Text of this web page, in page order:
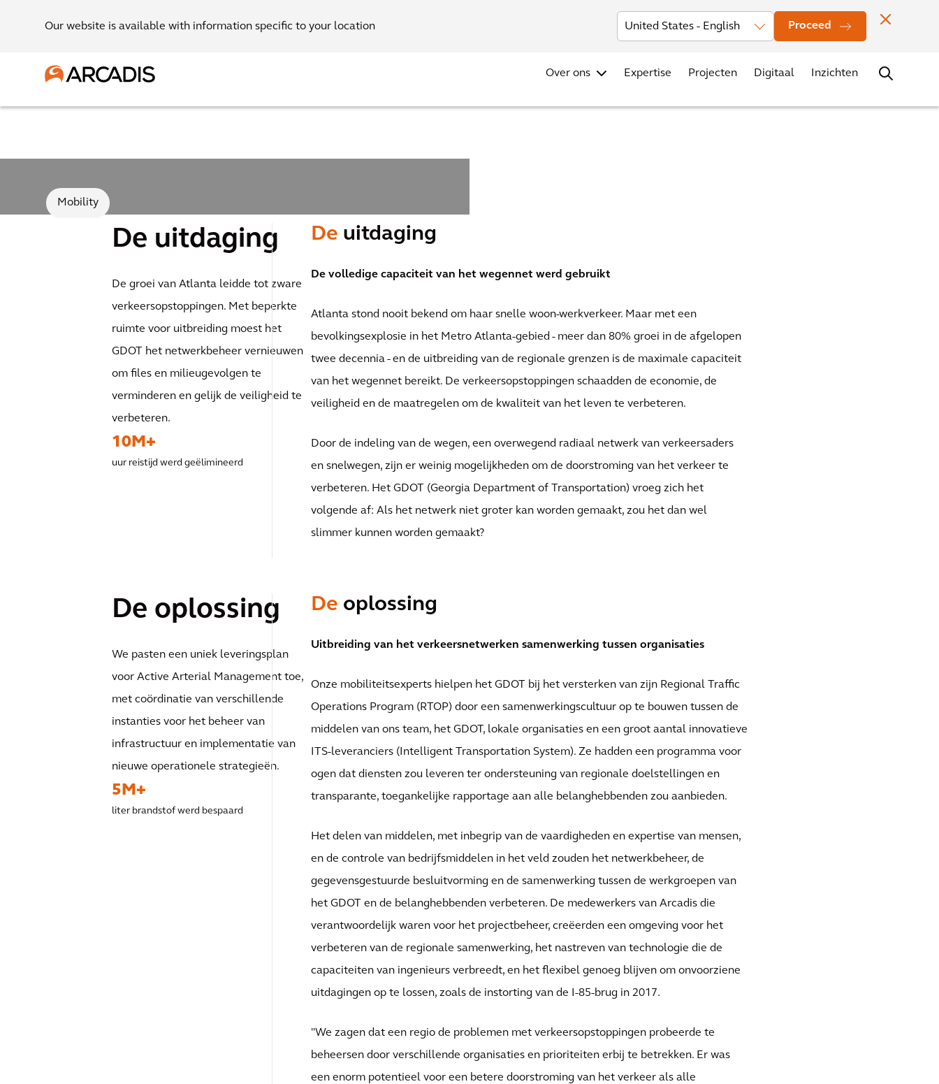
Our website is available with information specific to your location Proceed
Investors Nieuws Vestigingen Contact
Over ons Expertise Projecten Digitaal Inzichten
Mobility
De uitdaging
De groei van Atlanta leidde tot zware
verkeersopstoppingen. Met beperkte
ruimte voor uitbreiding moest het
GDOT het netwerkbeheer vernieuwen
om files en milieugevolgen te
verminderen en gelijk de veiligheid te
verbeteren.
10M+
uur reistijd werd geëlimineerd
De uitdaging
De volledige capaciteit van het wegennet werd gebruikt
Atlanta stond nooit bekend om haar snelle woon-werkverkeer. Maar met een
bevolkingsexplosie in het Metro Atlanta-gebied - meer dan 80% groei in de afgelopen
twee decennia - en de uitbreiding van de regionale grenzen is de maximale capaciteit
van het wegennet bereikt. De verkeersopstoppingen schaadden de economie, de
veiligheid en de maatregelen om de kwaliteit van het leven te verbeteren.
Door de indeling van de wegen, een overwegend radiaal netwerk van verkeersaders
en snelwegen, zijn er weinig mogelijkheden om de doorstroming van het verkeer te
verbeteren. Het GDOT (Georgia Department of Transportation) vroeg zich het
volgende af: Als het netwerk niet groter kan worden gemaakt, zou het dan wel
slimmer kunnen worden gemaakt?
De oplossing
We pasten een uniek leveringsplan
voor Active Arterial Management toe,
met coördinatie van verschillende
instanties voor het beheer van
infrastructuur en implementatie van
nieuwe operationele strategieën.
5M+
liter brandstof werd bespaard
De oplossing
Uitbreiding van het verkeersnetwerken samenwerking tussen organisaties
Onze mobiliteitsexperts hielpen het GDOT bij het versterken van zijn Regional Traffic
Operations Program (RTOP) door een samenwerkingscultuur op te bouwen tussen de
middelen van ons team, het GDOT, lokale organisaties en een groot aantal innovatieve
ITS-leveranciers (Intelligent Transportation System). Ze hadden een programma voor
ogen dat diensten zou leveren ter ondersteuning van regionale doelstellingen en
transparante, toegankelijke rapportage aan alle belanghebbenden zou aanbieden.
Het delen van middelen, met inbegrip van de vaardigheden en expertise van mensen,
en de controle van bedrijfsmiddelen in het veld zouden het netwerkbeheer, de
gegevensgestuurde besluitvorming en de samenwerking tussen de werkgroepen van
het GDOT en de belanghebbenden verbeteren. De medewerkers van Arcadis die
verantwoordelijk waren voor het projectbeheer, creëerden een omgeving voor het
verbeteren van de regionale samenwerking, het nastreven van technologie die de
capaciteiten van ingenieurs verbreedt, en het flexibel genoeg blijven om onvoorziene
uitdagingen op te lossen, zoals de instorting van de I-85-brug in 2017.
"We zagen dat een regio de problemen met verkeersopstoppingen probeerde te
beheersen door verschillende organisaties en prioriteiten erbij te betrekken. Er was
een enorm potentieel voor een betere doorstroming van het verkeer als alle